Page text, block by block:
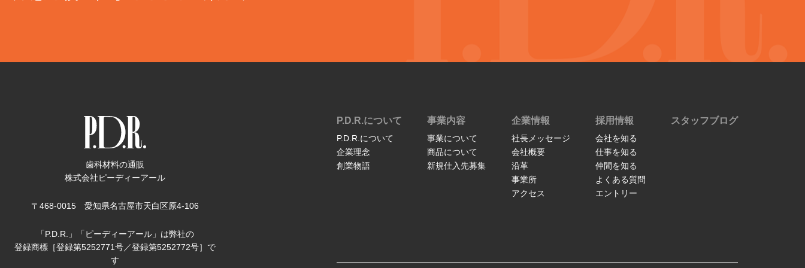
歯科材料の通販
株式会社ピーディーアール
〒468-0015 愛知県名古屋市天白区原4-106
「P.D.R.」「ピーディーアール」は弊社の
登録商標［登録第5252771号／登録第5252772号］で
す
P.D.R.について
P.D.R.について
企業理念
創業物語
事業内容
事業について
商品について
新規仕入先募集
企業情報
社長メッセージ
会社概要
沿革
事業所
アクセス
採用情報
会社を知る
仕事を知る
仲間を知る
よくある質問
エントリー
スタッフブログ